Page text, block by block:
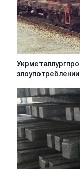
рынке
оперирования
обвинил
злоупотреблении
монопольным
положением